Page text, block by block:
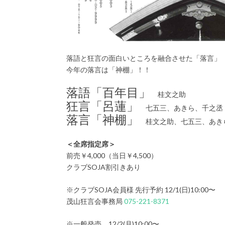
落語と狂言の面白いところを融合させた「落言」
今年の落言は「神棚」！！
落語「百年目」 桂文之助
狂言「呂蓮」 七五三、あきら、千之丞
落言「神棚」 桂文之助、七五三、あき
＜全席指定席＞
前売￥4,000（当日￥4,500）
クラブSOJA割引きあり
※クラブSOJA会員様 先行予約 12/1(日)10:00〜
茂山狂言会事務局 075-221-8371